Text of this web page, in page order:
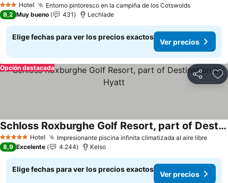
3 Estrellas
Hotel Entorno pintoresco en la campiña de los CotswoldsVer
8,2 Muy bueno 431 Lechlade
Elige fechas para ver los precios exactos
Ver precios
Compartir
Opción destacada
5 Estrellas Hotel Impresionante piscina infinita climatizada al aire libreVer
Schloss Roxburghe Golf Resort, part of Destination by Hyatt
Ver precios
8,9 Excelente 4.244 Kelso
Elige fechas para ver los precios exactos
Ver precios